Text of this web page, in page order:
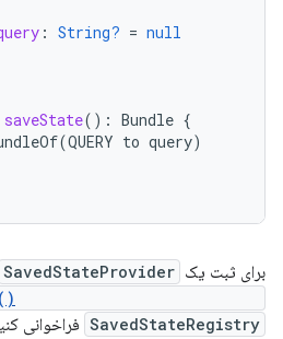
: String? = null
saveState(): Bundle {
(QUERY to query)
برای ثبت یک SavedStateProvider
SavedStateRegistry فراخوانی